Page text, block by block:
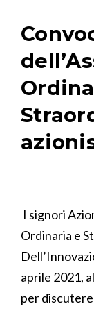
I signori
Ordinaria e
aprile 2021,
per